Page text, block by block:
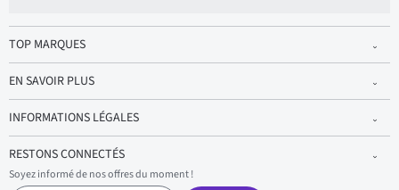
TOP MARQUES
EN SAVOIR PLUS
INFORMATIONS LÉGALES
RESTONS CONNECTÉS
Soyez informé de nos offres du moment !